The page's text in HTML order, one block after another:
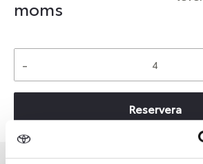
moms
-
Reservera